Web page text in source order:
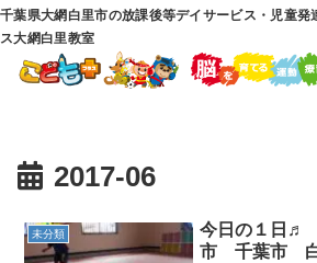
千葉県大網白里市の放課後等デイサービス・児童
ス大網白里教室
2017-06
未分類
今日の１日♬
市 千葉市